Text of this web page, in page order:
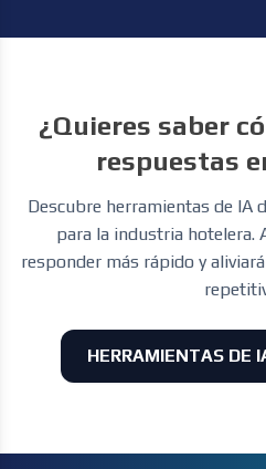
¿Quieres saber
respuestas
Descubre herramientas de IA
para la industria hotelera.
responder más rápido y
HERRAMIENTAS DE